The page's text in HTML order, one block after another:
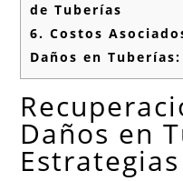
de Tuberías
6. Costos
Daños en
Daños en